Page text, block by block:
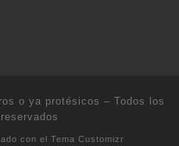
o ya protésicos – Todos los
con el Tema Customizr